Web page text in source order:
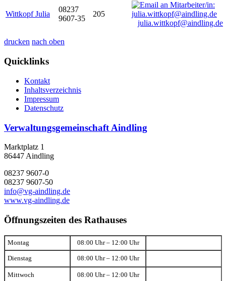
Wittkopf Julia
08237
9607-35
205
julia.wittkopf@aindling.de
drucken nach oben
Quicklinks
Kontakt
Inhaltsverzeichnis
Impressum
Datenschutz
Verwaltungsgemeinschaft Aindling
Marktplatz 1
86447 Aindling
08237 9607-0
08237 9607-50
info@vg-aindling.de
www.vg-aindling.de
Öffnungszeiten des Rathauses
Montag 08:00 Uhr – 12:00 Uhr
Dienstag 08:00 Uhr – 12:00 Uhr
Mittwoch 08:00 Uhr – 12:00 Uhr